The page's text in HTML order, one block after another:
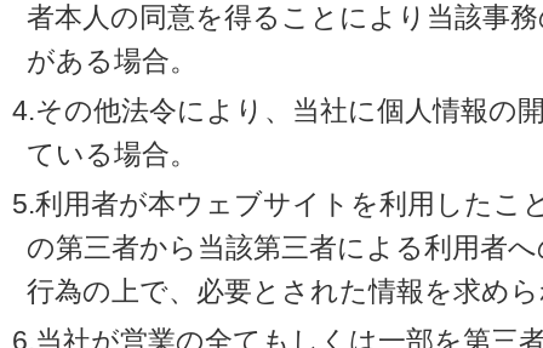
者本人の同意を得ることにより当該事
がある場合。
4.その他法令により、当社に個人情報の
ている場合。
5.利用者が本ウェブサイトを利用したこ
の第三者から当該第三者による利用者
行為の上で、必要とされた情報を求め
6.当社が営業の全てもしくは一部を第三